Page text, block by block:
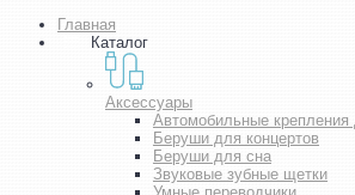
Главная
Каталог
Аксессуары
Автомобильные
Беруши для концертов
Беруши для сна
Звуковые зубные щетки